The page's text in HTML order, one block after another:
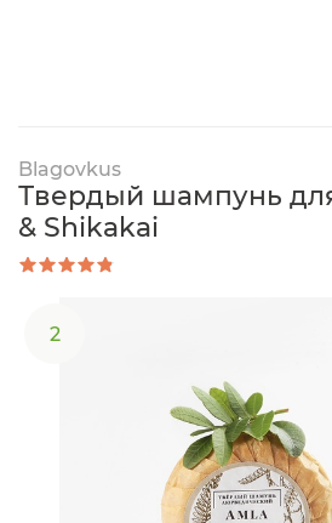
Blagovkus
Твердый шампунь
& Shikakai
2